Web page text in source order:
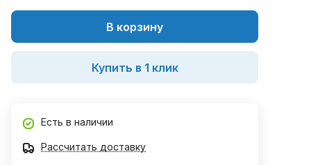
В корзину
Купить в 1 клик
Есть в наличии
Рассчитать доставку